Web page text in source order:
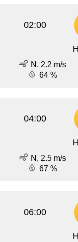
02:00
N, 2.2 m/s
64 %
04:00
N, 2.5 m/s
67 %
06:00